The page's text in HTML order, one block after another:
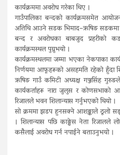
कार्यक्रममा अवरोध गरेका थिए ।
गाउँपालिका बन्दको कार्यक्रमसमेत
अतिथि आउने सडक भिमाद–ऋषिङ सडकमा
बन्द र अवरोधका बाबजुद प्रहरीको
कार्यक्रमस्थल पुग्नुभयो ।
कार्यक्रमस्थलमा जम्मा भएका नेकपाका
निर्णयमा आफूहरूको असहमति रहेको हुँदा
ऋषिङ गाउँ कमिटी अध्यक्ष गञ्जसिंह
कार्यकर्ताहरू नारा जुलुस र कोणसभाको
रिजालले भवन शिलान्यास गर्नुभएको थियो ।
सो क्रममा झडप हुनसक्ने आशङ्काले ठूलो
। शिलान्यास पछि काङ्ग्रेस नेता रिजालले
कसैलाई अवरोध गर्न नपाईने बताउनुभयो ।